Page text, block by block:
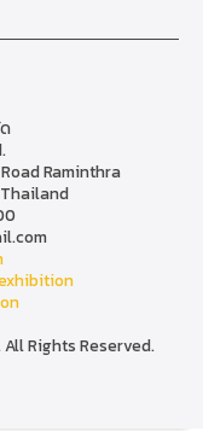
Raminthra
Rights Reserved.